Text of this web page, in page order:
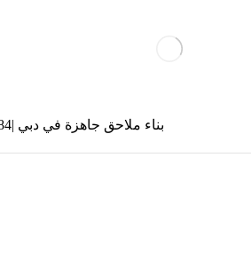
بناء ملاحق جاهزة في دبي |0542860584